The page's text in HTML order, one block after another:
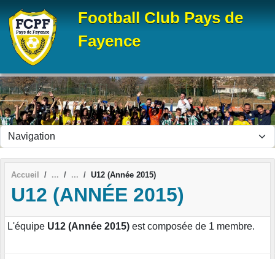
Football Club Pays de
Fayence
Accueil U12 (Année 2015)
U12 (ANNÉE 2015)
L'équipe U12 (Année 2015) est composée de 1 membre.
Panneau de gestion des cookies